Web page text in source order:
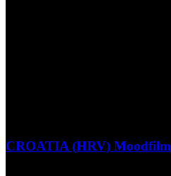
CROATIA (HRV) Moodfilm